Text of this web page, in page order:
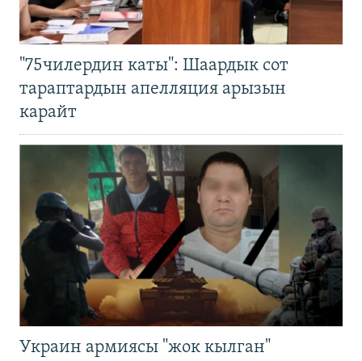
"75чилердин каты": Шаардык сот
тараптардын апелляция арызын
карайт
Украин армиясы "жок кылган"